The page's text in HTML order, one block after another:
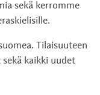
sekä kerromme
Tilaisuuteen
kaikki uudet